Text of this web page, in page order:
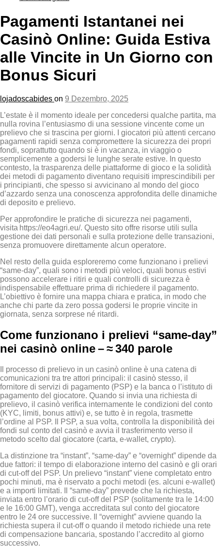
Pagamenti Istantanei nei
Casinò Online: Guida Estiva
alle Vincite in Un Giorno con
Bonus Sicuri
lojadoscabides on 9 Dezembro, 2025
L’estate è il momento ideale per concedersi qualche partita, ma
nulla rovina l’entusiasmo di una sessione vincente come un
prelievo che si trascina per giorni. I giocatori più attenti cercano
pagamenti rapidi senza compromettere la sicurezza dei propri
fondi, soprattutto quando si è in vacanza, in viaggio o
semplicemente a godersi le lunghe serate estive. In questo
contesto, la trasparenza delle piattaforme di gioco e la solidità
dei metodi di pagamento diventano requisiti imprescindibili per
i principianti, che spesso si avvicinano al mondo del gioco
d’azzardo senza una conoscenza approfondita delle dinamiche
di deposito e prelievo.
Per approfondire le pratiche di sicurezza nei pagamenti,
visita https://eo4agri.eu/. Questo sito offre risorse utili sulla
gestione dei dati personali e sulla protezione delle transazioni,
senza promuovere direttamente alcun operatore.
Nel resto della guida esploreremo come funzionano i prelievi
“same‑day”, quali sono i metodi più veloci, quali bonus estivi
possono accelerare i ritiri e quali controlli di sicurezza è
indispensabile effettuare prima di richiedere il pagamento.
L’obiettivo è fornire una mappa chiara e pratica, in modo che
anche chi parte da zero possa godersi le proprie vincite in
giornata, senza sorprese né ritardi.
Come funzionano i prelievi “same‑day”
nei casinò online – ≈ 340 parole
Il processo di prelievo in un casinò online è una catena di
comunicazioni tra tre attori principali: il casinò stesso, il
fornitore di servizi di pagamento (PSP) e la banca o l’istituto di
pagamento del giocatore. Quando si invia una richiesta di
prelievo, il casinò verifica internamente le condizioni del conto
(KYC, limiti, bonus attivi) e, se tutto è in regola, trasmette
l’ordine al PSP. Il PSP, a sua volta, controlla la disponibilità dei
fondi sul conto del casinò e avvia il trasferimento verso il
metodo scelto dal giocatore (carta, e‑wallet, crypto).
La distinzione tra “instant”, “same‑day” e “overnight” dipende da
due fattori: il tempo di elaborazione interno del casinò e gli orari
di cut‑off del PSP. Un prelievo “instant” viene completato entro
pochi minuti, ma è riservato a pochi metodi (es. alcuni e‑wallet)
e a importi limitati. Il “same‑day” prevede che la richiesta,
inviata entro l’orario di cut‑off del PSP (solitamente tra le 14:00
e le 16:00 GMT), venga accreditata sul conto del giocatore
entro le 24 ore successive. Il “overnight” avviene quando la
richiesta supera il cut‑off o quando il metodo richiede una rete
di compensazione bancaria, spostando l’accredito al giorno
successivo.